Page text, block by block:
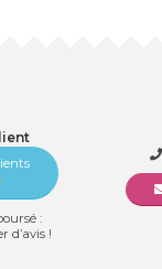
:
d’avis !